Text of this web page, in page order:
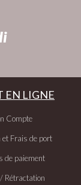
EN LIGNE
Compte
et Frais de port
de paiement
Rétractation